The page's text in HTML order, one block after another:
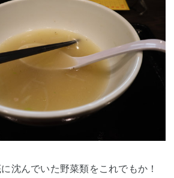
沈んでいた野菜類をこれでもか！